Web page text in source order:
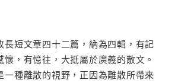
長短文章四十二篇，納為四輯，有記
，有憶往，大抵屬於廣義的散文。
一種離散的視野，正因為離散所帶來